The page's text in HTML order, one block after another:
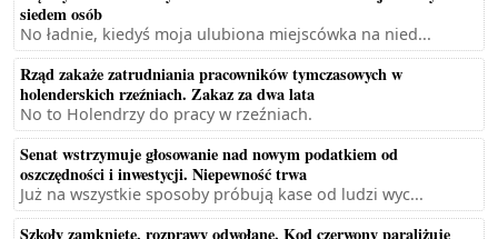
siedem osób
No ładnie, kiedyś moja ulubiona miejscówka na nied...
Rząd zakaże zatrudniania pracowników tymczasowych w
holenderskich rzeźniach. Zakaz za dwa lata
No to Holendrzy do pracy w rzeźniach.
Senat wstrzymuje głosowanie nad nowym podatkiem od
oszczędności i inwestycji. Niepewność trwa
Już na wszystkie sposoby próbują kase od ludzi wyc...